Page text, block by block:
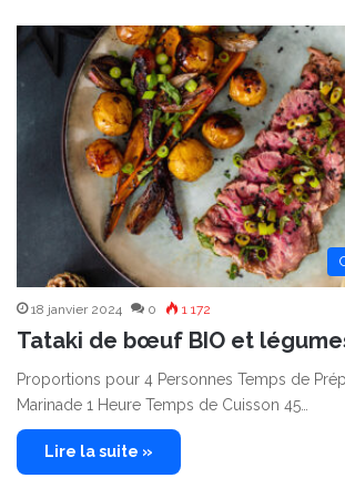
18 janvier 2024 0 1 172
Tataki de bœuf BIO et
Proportions pour 4 Personnes Temps de
Marinade 1 Heure Temps de Cuisson 45…
Lire la suite »